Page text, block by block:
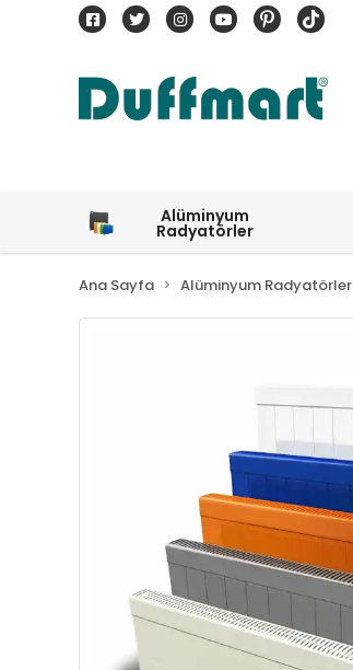
Alüminyum
Radyatörler
Ana Sayfa Alüminyum Radyatörler